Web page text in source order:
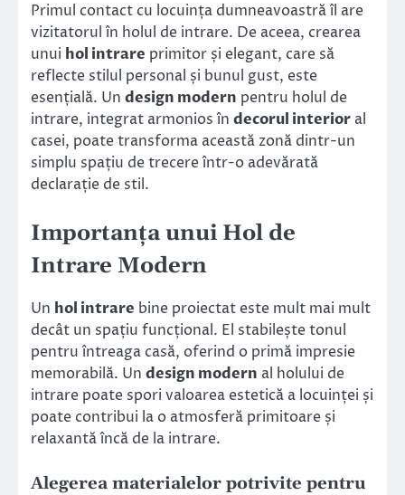
Primul contact cu locuința dumneavoastră îl are
vizitatorul în holul de intrare. De aceea, crearea
unui hol intrare primitor și elegant, care să
reflecte stilul personal și bunul gust, este
esențială. Un design modern pentru holul de
intrare, integrat armonios în decorul interior al
casei, poate transforma această zonă dintr-un
simplu spațiu de trecere într-o adevărată
declarație de stil.
Importanța unui Hol de
Intrare Modern
Un hol intrare bine proiectat este mult mai mult
decât un spațiu funcțional. El stabilește tonul
pentru întreaga casă, oferind o primă impresie
memorabilă. Un design modern al holului de
intrare poate spori valoarea estetică a locuinței și
poate contribui la o atmosferă primitoare și
relaxantă încă de la intrare.
Alegerea materialelor potrivite pentru